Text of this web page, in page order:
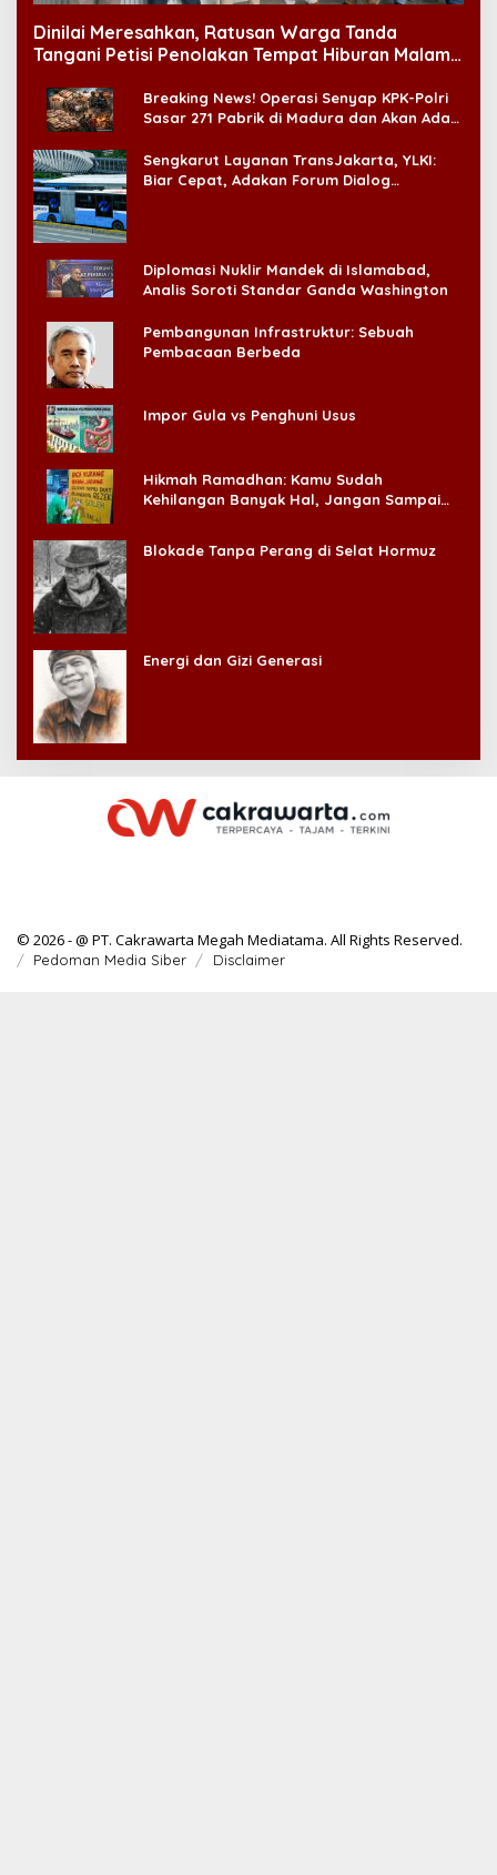
Dinilai Meresahkan, Ratusan Warga Tanda
Tangani Petisi Penolakan Tempat Hiburan Malam
Breaking News! Operasi Senyap KPK-Polri
Sasar 271 Pabrik di Madura dan Akan Ada
Sengkarut Layanan TransJakarta, YLKI:
Biar Cepat, Adakan Forum Dialog
Diplomasi Nuklir Mandek di Islamabad,
Analis Soroti Standar Ganda Washington
Pembangunan Infrastruktur: Sebuah
Pembacaan Berbeda
Impor Gula vs Penghuni Usus
Hikmah Ramadhan: Kamu Sudah
Kehilangan Banyak Hal, Jangan Sampai
Blokade Tanpa Perang di Selat Hormuz
Energi dan Gizi Generasi
© 2026 - @ PT. Cakrawarta Megah Mediatama. All Rights Reserved.
Pedoman Media Siber Disclaimer